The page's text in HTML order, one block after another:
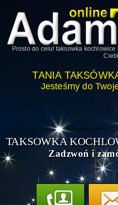
Prosto do celu! taksowka kochlowice
TANIA
Jesteśmy do
TAKSOWKA
Zadzwoń i